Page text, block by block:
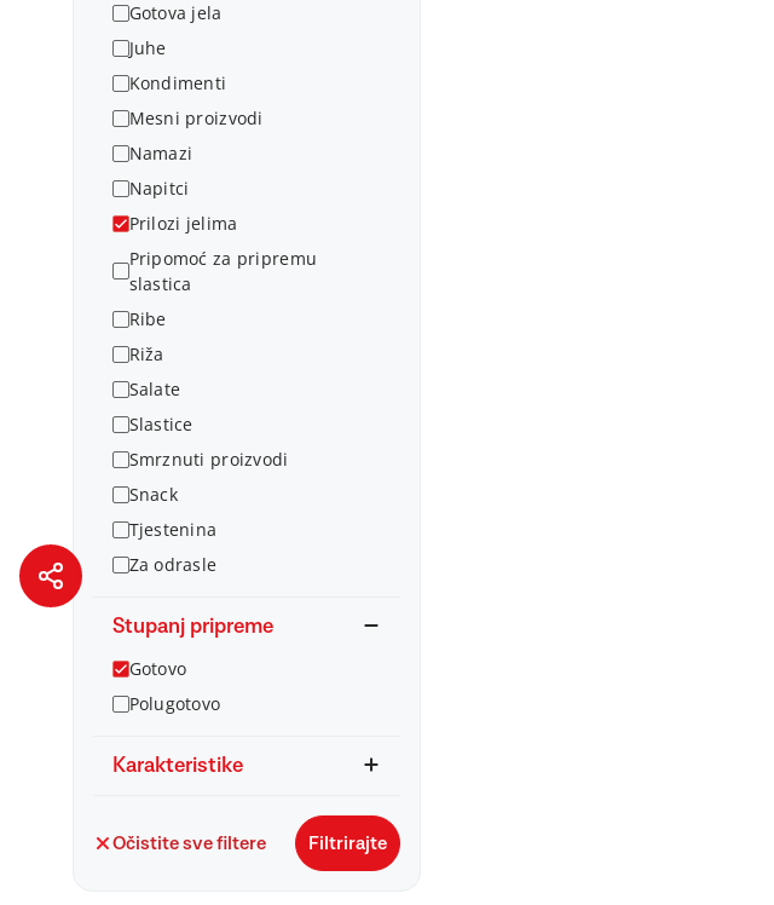
Gotova jela
Juhe
Kondimenti
Mesni proizvodi
Namazi
Napitci
Prilozi jelima
Pripomoć za pripremu
slastica
Ribe
Riža
Salate
Slastice
Smrznuti proizvodi
Snack
Tjestenina
Za odrasle
Stupanj pripreme
Gotovo
Polugotovo
Karakteristike
Očistite sve filtere Filtrirajte